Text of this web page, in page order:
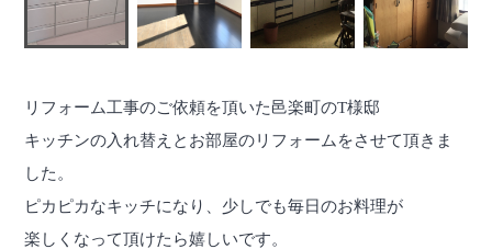
リフォーム工事のご依頼を頂いた邑楽町のT様邸
キッチンの入れ替えとお部屋のリフォームをさせて頂きま
した。
ピカピカなキッチになり、少しでも毎日のお料理が
楽しくなって頂けたら嬉しいです。